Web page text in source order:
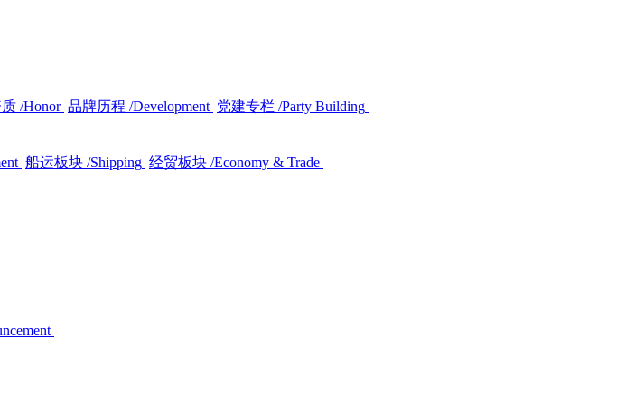
/Honor 品牌历程 /Development 党建专栏 /Party Building
船运板块 /Shipping 经贸板块 /Economy & Trade